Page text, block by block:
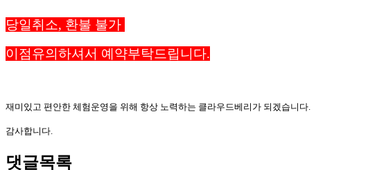
당일취소, 환불 불가
이점유의하셔서 예약부탁드립니다.
재미있고 편안한 체험운영을 위해 항상 노력하는 클라우드베리가 되겠습니다.
감사합니다.
댓글목록